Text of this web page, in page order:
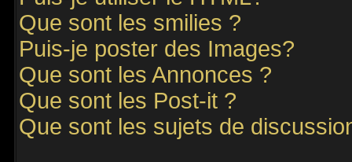
Que sont les smilies ?
Puis-je poster des Images?
Que sont les Annonces ?
Que sont les Post-it ?
Que sont les sujets de